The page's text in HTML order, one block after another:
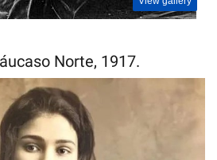
Norte, 1917.